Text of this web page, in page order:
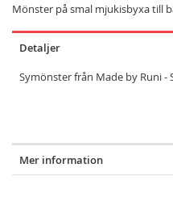
Mönster på smal mjukisbyxa till
Detaljer
Symönster från Made by Runi -
Mer information